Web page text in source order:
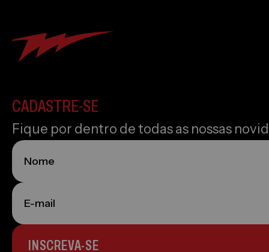
CADASTRE-SE
Fique por dentro de todas as nossas
INSCREVA-SE